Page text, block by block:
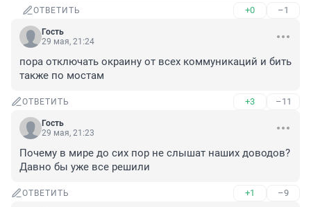
ОТВЕТИТЬ +0 –1
Гость
29 мая, 21:24
пора отключать окраину от всех коммуникаций и бить
также по мостам
ОТВЕТИТЬ +3 –11
Гость
29 мая, 21:23
Почему в мире до сих пор не слышат наших доводов?
Давно бы уже все решили
ОТВЕТИТЬ +1 –9